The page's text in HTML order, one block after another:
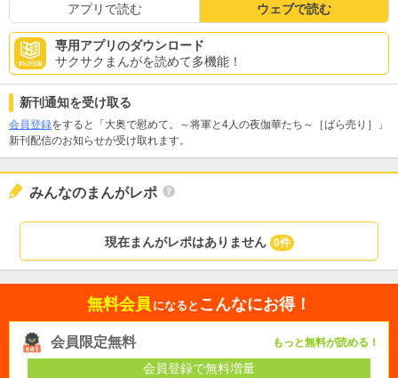
アプリで読む ウェブで読む
専用アプリのダウンロード
サクサクまんがを読めて多機能！
新刊通知を受け取る
会員登録をすると「大奥で慰めて。～将軍と4人の夜伽華たち～［ばら売り］」
新刊配信のお知らせが受け取れます。
みんなのまんがレポ
現在まんがレポはありません 0件
無料会員 になると こんなにお得！
会員限定無料 もっと無料が読める！
会員登録で無料増量